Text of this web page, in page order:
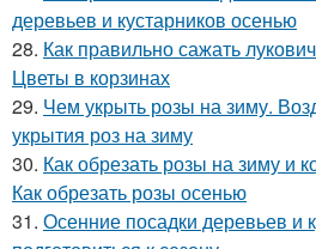
деревьев и кустарников осенью
28. Как правильно сажать
Цветы в корзинах
29. Чем укрыть розы на зиму.
укрытия роз на зиму
30. Как обрезать розы на зиму и
Как обрезать розы осенью
31. Осенние посадки деревьев и